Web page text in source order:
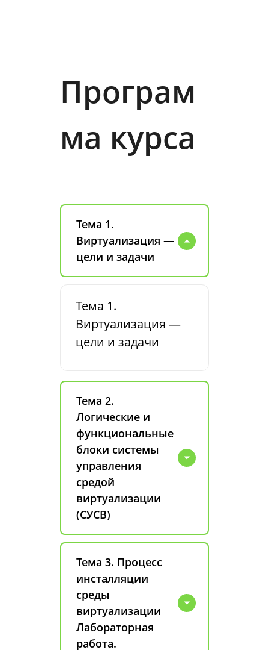
Програм
ма курса
Тема 1.
Виртуализация —
цели и задачи
Тема 1.
Виртуализация —
цели и задачи
Тема 2.
Логические и
функциональные
блоки системы
управления
средой
виртуализации
(СУСВ)
Тема 3. Процесс
инсталляции
среды
виртуализации
Лабораторная
работа.